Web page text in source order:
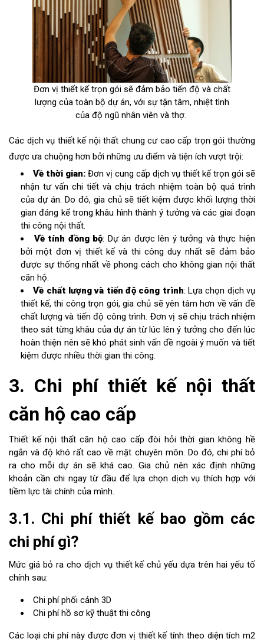
Đơn vị thiết kế trọn gói sẽ đảm bảo tiến độ và chất
lượng của toàn bộ dự án, với sự tận tâm, nhiệt tình
của độ ngũ nhân viên và thợ.
Các dịch vụ thiết kế nội thất chung cư cao cấp trọn gói thường
được ưa chuộng hơn bởi những ưu điểm và tiện ích vượt trội:
Về thời gian: Đơn vị cung cấp dịch vụ thiết kế trọn gói sẽ
nhận tư vấn chi tiết và chịu trách nhiệm toàn bộ quá trình
của dự án. Do đó, gia chủ sẽ tiết kiệm được khối lượng thời
gian đáng kể trong khâu hình thành ý tưởng và các giai đoạn
thi công nội thất.
Về tính đồng bộ: Dự án được lên ý tưởng và thực hiện
bởi một đơn vị thiết kế và thi công duy nhất sẽ đảm bảo
được sự thống nhất về phong cách cho không gian nội thất
căn hộ.
Về chất lượng và tiến độ công trình: Lựa chọn dịch vụ
thiết kế, thi công trọn gói, gia chủ sẽ yên tâm hơn về vấn đề
chất lượng và tiến độ công trình. Đơn vị sẽ chịu trách nhiệm
theo sát từng khâu của dự án từ lúc lên ý tưởng cho đến lúc
hoàn thiện nên sẽ khó phát sinh vấn đề ngoài ý muốn và tiết
kiệm được nhiều thời gian thi công.
3. Chi phí thiết kế nội thất
căn hộ cao cấp
Thiết kế nội thất căn hộ cao cấp đòi hỏi thời gian không hề
ngắn và độ khó rất cao về mặt chuyên môn. Do đó, chi phí bỏ
ra cho mỗi dự án sẽ khá cao. Gia chủ nên xác định những
khoản cần chi ngay từ đầu để lựa chọn dịch vụ thích hợp với
tiềm lực tài chính của mình.
3.1. Chi phí thiết kế bao gồm các
chi phí gì?
Mức giá bỏ ra cho dịch vụ thiết kế chủ yếu dựa trên hai yếu tố
chính sau:
Chi phí phối cảnh 3D
Chi phí hồ sơ kỹ thuật thi công
Các loại chi phí này được đơn vị thiết kế tính theo diện tích m2